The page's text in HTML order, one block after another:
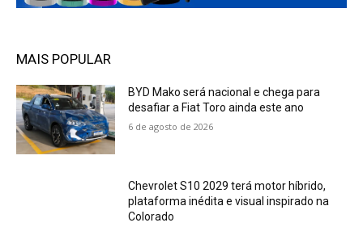
MAIS POPULAR
BYD Mako será nacional e chega para
desafiar a Fiat Toro ainda este ano
6 de agosto de 2026
Chevrolet S10 2029 terá motor híbrido,
plataforma inédita e visual inspirado na
Colorado